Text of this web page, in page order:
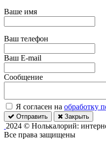
Ваше имя
Ваш телефон
Ваш E-mail
Сообщение
Я согласен на обработку
Отправить Закрыть
2024 © Нолькалорий:
Все права защищены